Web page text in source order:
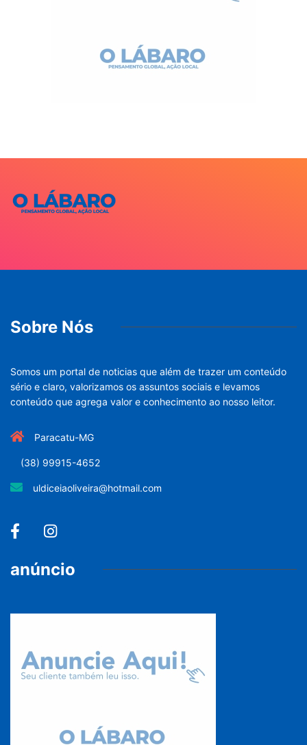
Sobre Nós
Somos um portal de noticias que além de trazer um conteúdo
sério e claro, valorizamos os assuntos sociais e levamos
conteúdo que agrega valor e conhecimento ao nosso leitor.
Paracatu-MG
(38) 99915-4652
uldiceiaoliveira@hotmail.com
anúncio